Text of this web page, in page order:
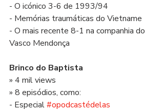
- O icónico 3-6 de 1993/94
- Memórias traumáticas do Vietname
- O mais recente 8-1 na companhia do
Vasco Mendonça
Brinco do Baptista
» 4 mil views
» 8 episódios, como:
- Especial #opodcastédelas